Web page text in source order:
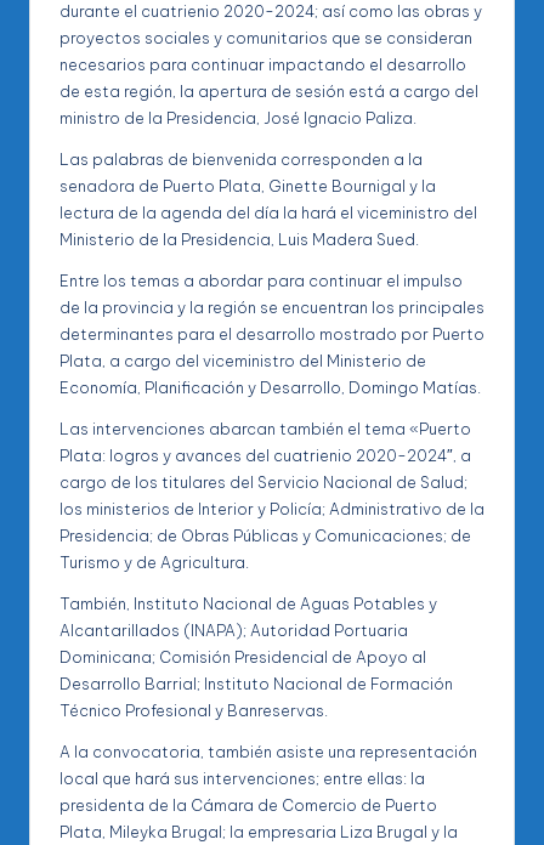
durante el cuatrienio 2020-2024; así como las obras y
proyectos sociales y comunitarios que se consideran
necesarios para continuar impactando el desarrollo
de esta región, la apertura de sesión está a cargo del
ministro de la Presidencia, José Ignacio Paliza.
Las palabras de bienvenida corresponden a la
senadora de Puerto Plata, Ginette Bournigal y la
lectura de la agenda del día la hará el viceministro del
Ministerio de la Presidencia, Luis Madera Sued.
Entre los temas a abordar para continuar el impulso
de la provincia y la región se encuentran los principales
determinantes para el desarrollo mostrado por Puerto
Plata, a cargo del viceministro del Ministerio de
Economía, Planificación y Desarrollo, Domingo Matías.
Las intervenciones abarcan también el tema «Puerto
Plata: logros y avances del cuatrienio 2020-2024″, a
cargo de los titulares del Servicio Nacional de Salud;
los ministerios de Interior y Policía; Administrativo de la
Presidencia; de Obras Públicas y Comunicaciones; de
Turismo y de Agricultura.
También, Instituto Nacional de Aguas Potables y
Alcantarillados (INAPA); Autoridad Portuaria
Dominicana; Comisión Presidencial de Apoyo al
Desarrollo Barrial; Instituto Nacional de Formación
Técnico Profesional y Banreservas.
A la convocatoria, también asiste una representación
local que hará sus intervenciones; entre ellas: la
presidenta de la Cámara de Comercio de Puerto
Plata, Mileyka Brugal; la empresaria Liza Brugal y la